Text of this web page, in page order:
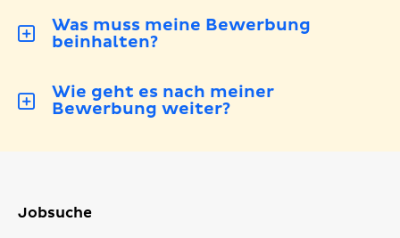
Was muss meine Bewerbung
beinhalten?
Wie geht es nach meiner
Bewerbung weiter?
Jobsuche